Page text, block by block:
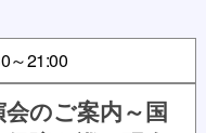
～21:00
のご案内～国